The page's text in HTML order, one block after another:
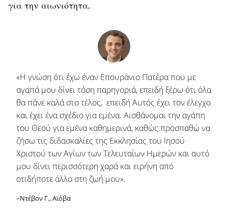
για την αιωνιότητα.
«Η γνώση ότι έχω έναν Επουράνιο Πατέρα που με
αγαπά μου δίνει τόση παρηγοριά, επειδή ξέρω ότι όλα
θα πάνε καλά στο τέλος, επειδή Αυτός έχει τον έλεγχο
και έχει ένα σχέδιο για εμένα. Αισθάνομαι την αγάπη
του Θεού για εμένα καθημερινά, καθώς προσπαθώ να
ζήσω τις διδασκαλίες της Εκκλησίας του Ιησού
Χριστού των Αγίων των Τελευταίων Ημερών και αυτό
μου δίνει περισσότερη χαρά και ειρήνη από
οτιδήποτε άλλο στη ζωή μου».
–Ντέβον Γ., Αϊόβα